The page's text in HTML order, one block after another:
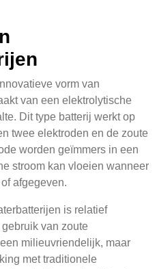
vorm van
van een elektrolytische
Dit type batterij werkt op
twee elektroden en de zoute
worden geïmmers in een
stroom kan vloeien wanneer
afgegeven.
is relatief
van zoute
milieuvriendelijk, maar
met traditionele